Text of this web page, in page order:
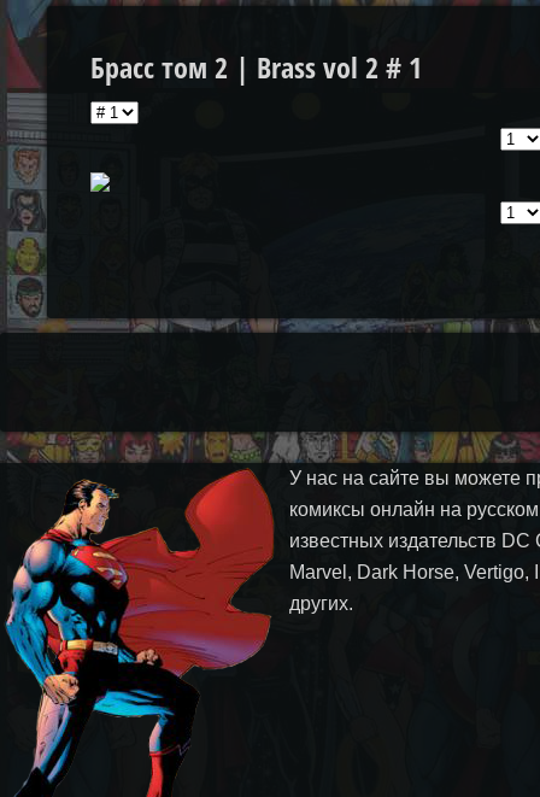
Брасс том 2 | Brass vol 2 # 1
У нас на сайте вы можете
комиксы онлайн на
известных издательств DC
Marvel, Dark Horse, Vertigo,
других.